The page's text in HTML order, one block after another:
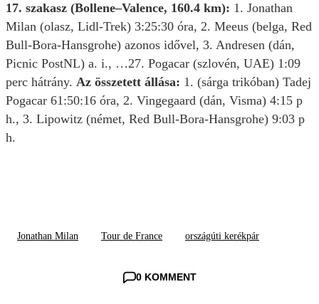
17. szakasz (Bollene–Valence, 160.4 km): 1. Jonathan
Milan (olasz, Lidl-Trek) 3:25:30 óra, 2. Meeus (belga, Red
Bull-Bora-Hansgrohe) azonos idővel, 3. Andresen (dán,
Picnic PostNL) a. i., …27. Pogacar (szlovén, UAE) 1:09
perc hátrány. Az összetett állása: 1. (sárga trikóban) Tadej
Pogacar 61:50:16 óra, 2. Vingegaard (dán, Visma) 4:15 p
h., 3. Lipowitz (német, Red Bull-Bora-Hansgrohe) 9:03 p
h.
Jonathan Milan Tour de France országúti kerékpár
0 KOMMENT